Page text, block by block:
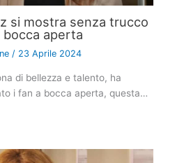
si mostra senza trucco
aperta
/ 23 Aprile 2024
di bellezza e talento, ha
i fan a bocca aperta, questa…